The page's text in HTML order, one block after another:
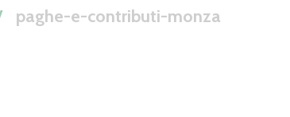
paghe-e-contributi-monza